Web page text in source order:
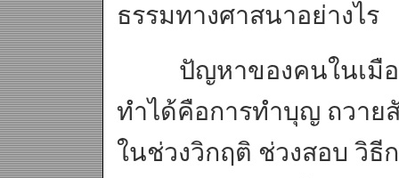
ธรรมทางศาสนาอย่างไร
ปัญหาของคนในเมือง
ทำได้คือการทำบุญ ถวาย
ในช่วงวิกฤติ ช่วงสอบ วิธี